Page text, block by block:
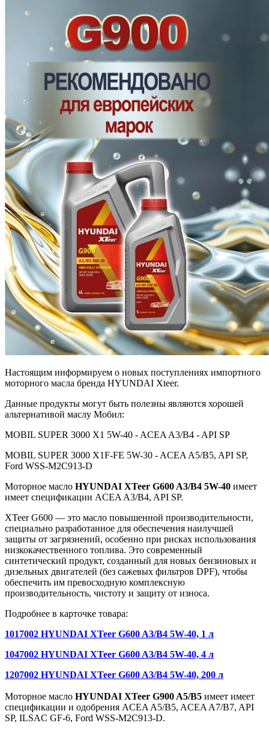
Настоящим информируем о новых поступлениях импортного
моторного масла бренда HYUNDAI Xteer.
Данные продукты могут быть полезны являются хорошей
альтернативой маслу Мобил:
MOBIL SUPER 3000 X1 5W-40 - ACEA A3/B4 - API SP
MOBIL SUPER 3000 X1F-FE 5W-30 - ACEA A5/B5, API SP,
Ford WSS-M2C913-D
Моторное масло HYUNDAI XTeer G600 A3/B4 5W-40 имеет
имеет спецификации ACEA A3/B4, API SP.
XTeer G600 — это масло повышенной производительности,
специально разработанное для обеспечения наилучшей
защиты от загрязнений, особенно при рисках использования
низкокачественного топлива. Это современный
синтетический продукт, созданный для новых бензиновых и
дизельных двигателей (без сажевых фильтров DPF), чтобы
обеспечить им превосходную комплексную
производительность, чистоту и защиту от износа.
Подробнее в карточке товара:
1017002 HYUNDAI XTeer G600 A3/B4 5W-40, 1 л
1047002 HYUNDAI XTeer G600 A3/B4 5W-40, 4 л
1207002 HYUNDAI XTeer G600 A3/B4 5W-40, 200 л
Моторное масло HYUNDAI XTeer G900 A5/B5 имеет имеет
спецификации и одобрения ACEA A5/B5, ACEA A7/B7, API
SP, ILSAC GF-6, Ford WSS-M2C913-D.